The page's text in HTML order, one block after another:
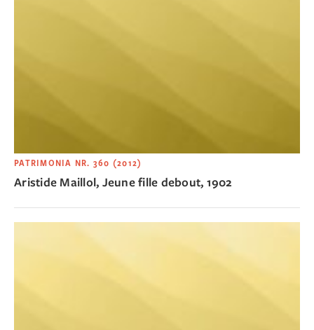
PATRIMONIA NR. 360 (2012)
Aristide Maillol, Jeune fille debout, 1902